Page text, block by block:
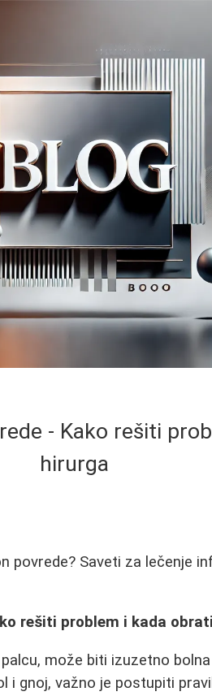
- Kako rešiti
hirurga
povrede? Saveti za lečenje
rešiti problem i kada
može biti izuzetno
i gnoj, važno je postupiti